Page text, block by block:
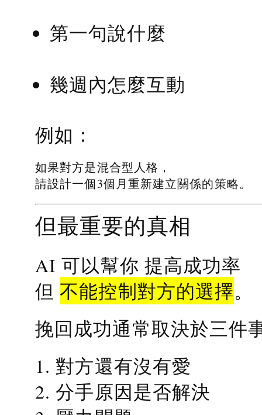
第一句說什麼
幾週內怎麼互動
例如：
如果對方是混合型人格，
請設計一個3個月重新建立關係的策略。
但最重要的真相
AI 可以幫你 提高成功率
但不能控制對方的選擇。
挽回成功通常取決於三件
1. 對方還有沒有愛
2. 分手原因是否解決